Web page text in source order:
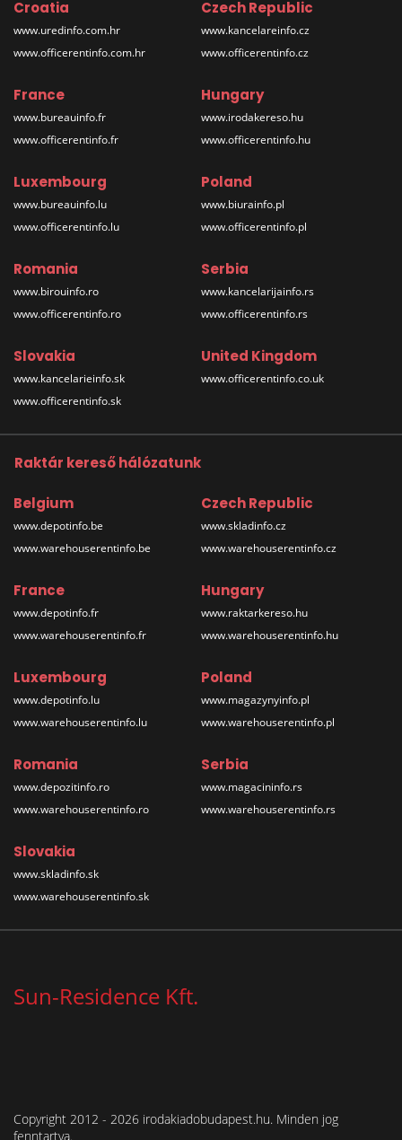
Croatia
www.uredinfo.com.hr
www.officerentinfo.com.hr
Czech Republic
www.kancelareinfo.cz
www.officerentinfo.cz
France
www.bureauinfo.fr
www.officerentinfo.fr
Hungary
www.irodakereso.hu
www.officerentinfo.hu
Luxembourg
www.bureauinfo.lu
www.officerentinfo.lu
Poland
www.biurainfo.pl
www.officerentinfo.pl
Romania
www.birouinfo.ro
www.officerentinfo.ro
Serbia
www.kancelarijainfo.rs
www.officerentinfo.rs
Slovakia
www.kancelarieinfo.sk
www.officerentinfo.sk
United Kingdom
www.officerentinfo.co.uk
Raktár kereső hálózatunk
Belgium
www.depotinfo.be
www.warehouserentinfo.be
Czech Republic
www.skladinfo.cz
www.warehouserentinfo.cz
France
www.depotinfo.fr
www.warehouserentinfo.fr
Hungary
www.raktarkereso.hu
www.warehouserentinfo.hu
Luxembourg
www.depotinfo.lu
www.warehouserentinfo.lu
Poland
www.magazynyinfo.pl
www.warehouserentinfo.pl
Romania
www.depozitinfo.ro
www.warehouserentinfo.ro
Serbia
www.magacininfo.rs
www.warehouserentinfo.rs
Slovakia
www.skladinfo.sk
www.warehouserentinfo.sk
Sun-Residence Kft.
Copyright 2012 - 2026 irodakiadobudapest.hu. Minden jog
fenntartva.